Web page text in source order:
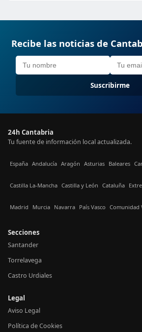
Recibe las noticias de
Suscribirme
24h Cantabria
Tu fuente de información local actualizada.
España Andalucía Aragón Asturias Baleares
Castilla La-Mancha Castilla y León Cataluña
Madrid Murcia Navarra País Vasco Comunidad
Secciones
Santander
Torrelavega
Castro Urdiales
Legal
Aviso Legal
Política de Cookies